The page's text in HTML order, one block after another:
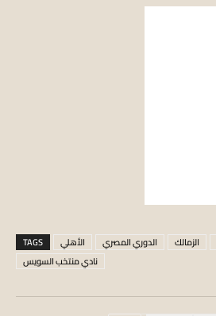
TAGS الأهلي الدوري المصري الزمالك
نادي منتخب السويس